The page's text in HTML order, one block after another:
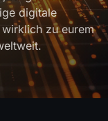
digitale
zu eurem